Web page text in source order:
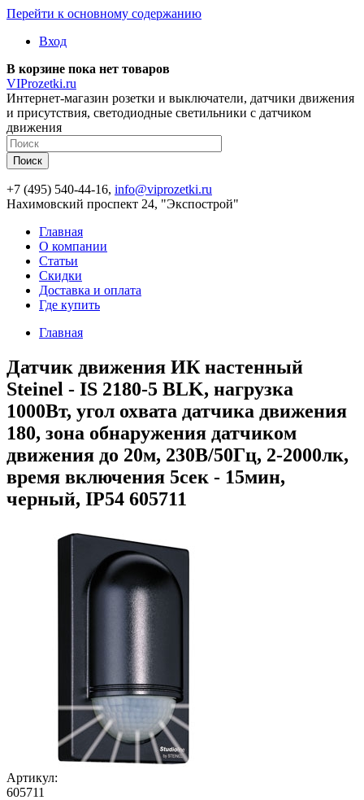
Перейти к основному содержанию
Вход
В корзине пока нет товаров
VIProzetki.ru
Интернет-магазин розетки и выключатели, датчики движения
и присутствия, светодиодные светильники с датчиком
движения
+7 (495) 540-44-16, info@viprozetki.ru
Нахимовский проспект 24, "Экспострой"
Главная
О компании
Статьи
Скидки
Доставка и оплата
Где купить
Главная
Датчик движения ИК настенный
Steinel - IS 2180-5 BLK, нагрузка
1000Вт, угол охвата датчика движения
180, зона обнаружения датчиком
движения до 20м, 230В/50Гц, 2-2000лк,
время включения 5сек - 15мин,
черный, IP54 605711
Артикул:
605711